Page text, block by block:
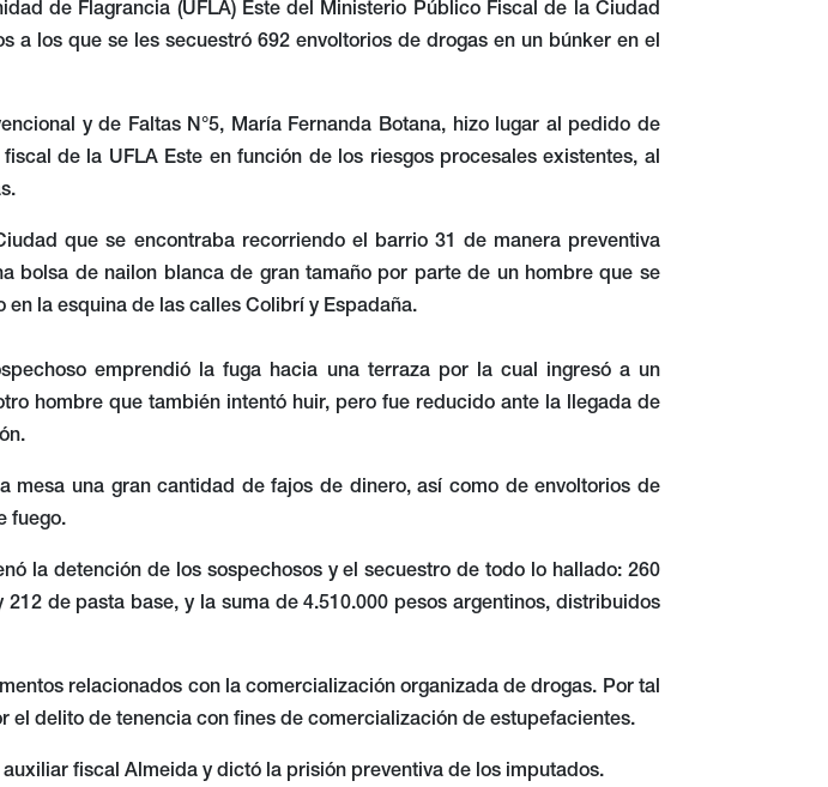
de Flagrancia (UFLA) Este del Ministerio Público Fiscal de la Ciudad
a los que se les secuestró 692 envoltorios de drogas en un búnker en el
y de Faltas N°5, María Fernanda Botana, hizo lugar al pedido de
de la UFLA Este en función de los riesgos procesales existentes, al
que se encontraba recorriendo el barrio 31 de manera preventiva
bolsa de nailon blanca de gran tamaño por parte de un hombre que se
la esquina de las calles Colibrí y Espadaña.
emprendió la fuga hacia una terraza por la cual ingresó a un
hombre que también intentó huir, pero fue reducido ante la llegada de
mesa una gran cantidad de fajos de dinero, así como de envoltorios de
fuego.
la detención de los sospechosos y el secuestro de todo lo hallado: 260
de pasta base, y la suma de 4.510.000 pesos argentinos, distribuidos
relacionados con la comercialización organizada de drogas. Por tal
el delito de tenencia con fines de comercialización de estupefacientes.
fiscal Almeida y dictó la prisión preventiva de los imputados.